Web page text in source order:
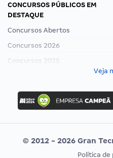
CONCURSOS PÚBLICOS EM
DESTAQUE
Concursos Abertos
Concursos 2026
Concursos 2025
Concurso Ibama
Concurso MPU
Editais publicados
Veja
© 2012 - 2026 Gran
Política de